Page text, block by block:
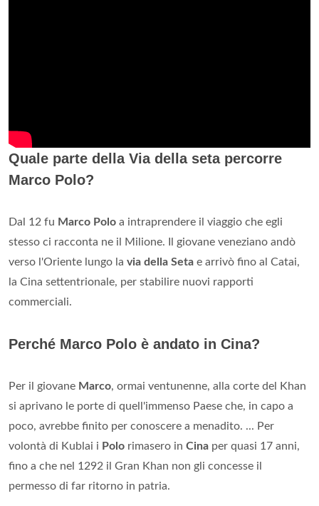
Quale parte della Via della seta percorre
Marco Polo?
Dal 12 fu Marco Polo a intraprendere il viaggio che egli
stesso ci racconta ne il Milione. Il giovane veneziano andò
verso l'Oriente lungo la via della Seta e arrivò fino al Catai,
la Cina settentrionale, per stabilire nuovi rapporti
commerciali.
Perché Marco Polo è andato in Cina?
Per il giovane Marco, ormai ventunenne, alla corte del Khan
si aprivano le porte di quell'immenso Paese che, in capo a
poco, avrebbe finito per conoscere a menadito. ... Per
volontà di Kublai i Polo rimasero in Cina per quasi 17 anni,
fino a che nel 1292 il Gran Khan non gli concesse il
permesso di far ritorno in patria.